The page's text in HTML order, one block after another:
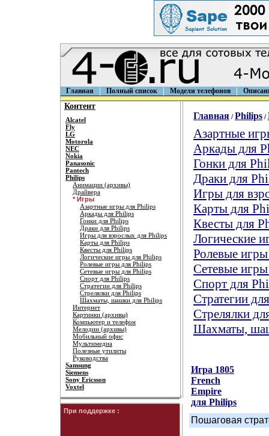
Главная Полный список Модели телефонов
Контент
Alcatel
Fly
LG
Motorola
NEC
Nokia
Panasonic
Pantech
Philips
Анимации (архивы)
Драйвера
* Игры
Азартные игры для Philips
Аркады для Philips
Гонки для Philips
Драки для Philips
Игры для взрослых для Philips
Карты для Philips
Квесты для Philips
Логические игры для Philips
Ролевые игры для Philips
Сетевые игры для Philips
Спорт для Philips
Стратегии для Philips
Стрелялки для Philips
Шахматы, шашки для Philips
Интернет
Картинки (архивы)
Компьютер и телефон
Мелодии (архивы)
Мобильный офис
Мультимедиа
Полезные утилиты
Руководства
Samsung
Siemens
Sony Ericsson
Voxtel
При поддержке :
Главная / Philips /
Азартные
Аркады для
Гонки для
Драки для
Игры для
Карты для
Квесты для
Логические
Ролевые
Сетевые
Спорт для
Стратегии
Стрелялки
Шахматы,
Игра 1805
French
Empire
для Philips
Пошаговая